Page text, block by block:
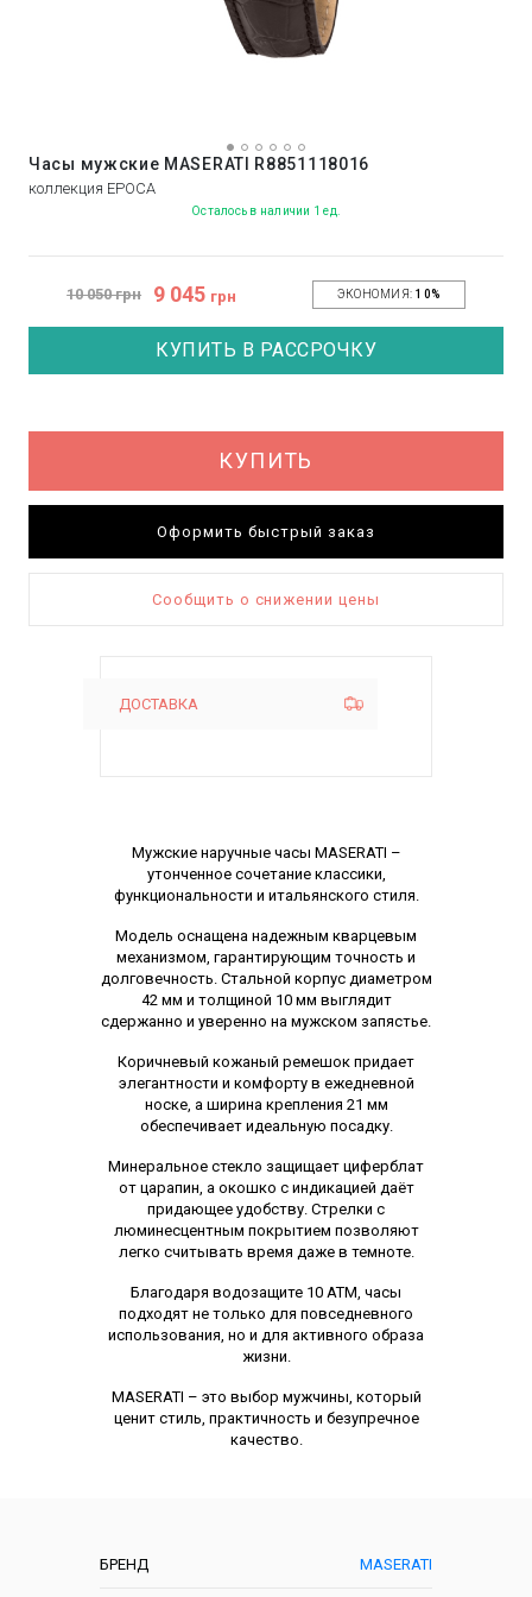
Часы мужские MASERATI R8851118016
коллекция EPOCA
Осталось в наличии 1 ед.
10 050 грн 9 045 грн ЭКОНОМИЯ:10%
КУПИТЬ В РАССРОЧКУ
КУПИТЬ
Оформить быстрый заказ
Сообщить о снижении цены
ДОСТАВКА
БРЕНД MASERATI
Описание
Мужские наручные часы MASERATI –
утонченное сочетание классики,
функциональности и итальянского стиля.
Модель оснащена надежным кварцевым
механизмом, гарантирующим точность и
долговечность. Стальной корпус диаметром
42 мм и толщиной 10 мм выглядит
сдержанно и уверенно на мужском запястье.
Коричневый кожаный ремешок придает
элегантности и комфорту в ежедневной
носке, а ширина крепления 21 мм
обеспечивает идеальную посадку.
Минеральное стекло защищает циферблат
от царапин, а окошко с индикацией даёт
придающее удобству. Стрелки с
люминесцентным покрытием позволяют
легко считывать время даже в темноте.
Благодаря водозащите 10 ATM, часы
подходят не только для повседневного
использования, но и для активного образа
жизни.
MASERATI – это выбор мужчины, который
ценит стиль, практичность и безупречное
качество.